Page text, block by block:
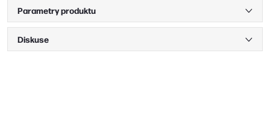
Parametry produktu
Diskuse